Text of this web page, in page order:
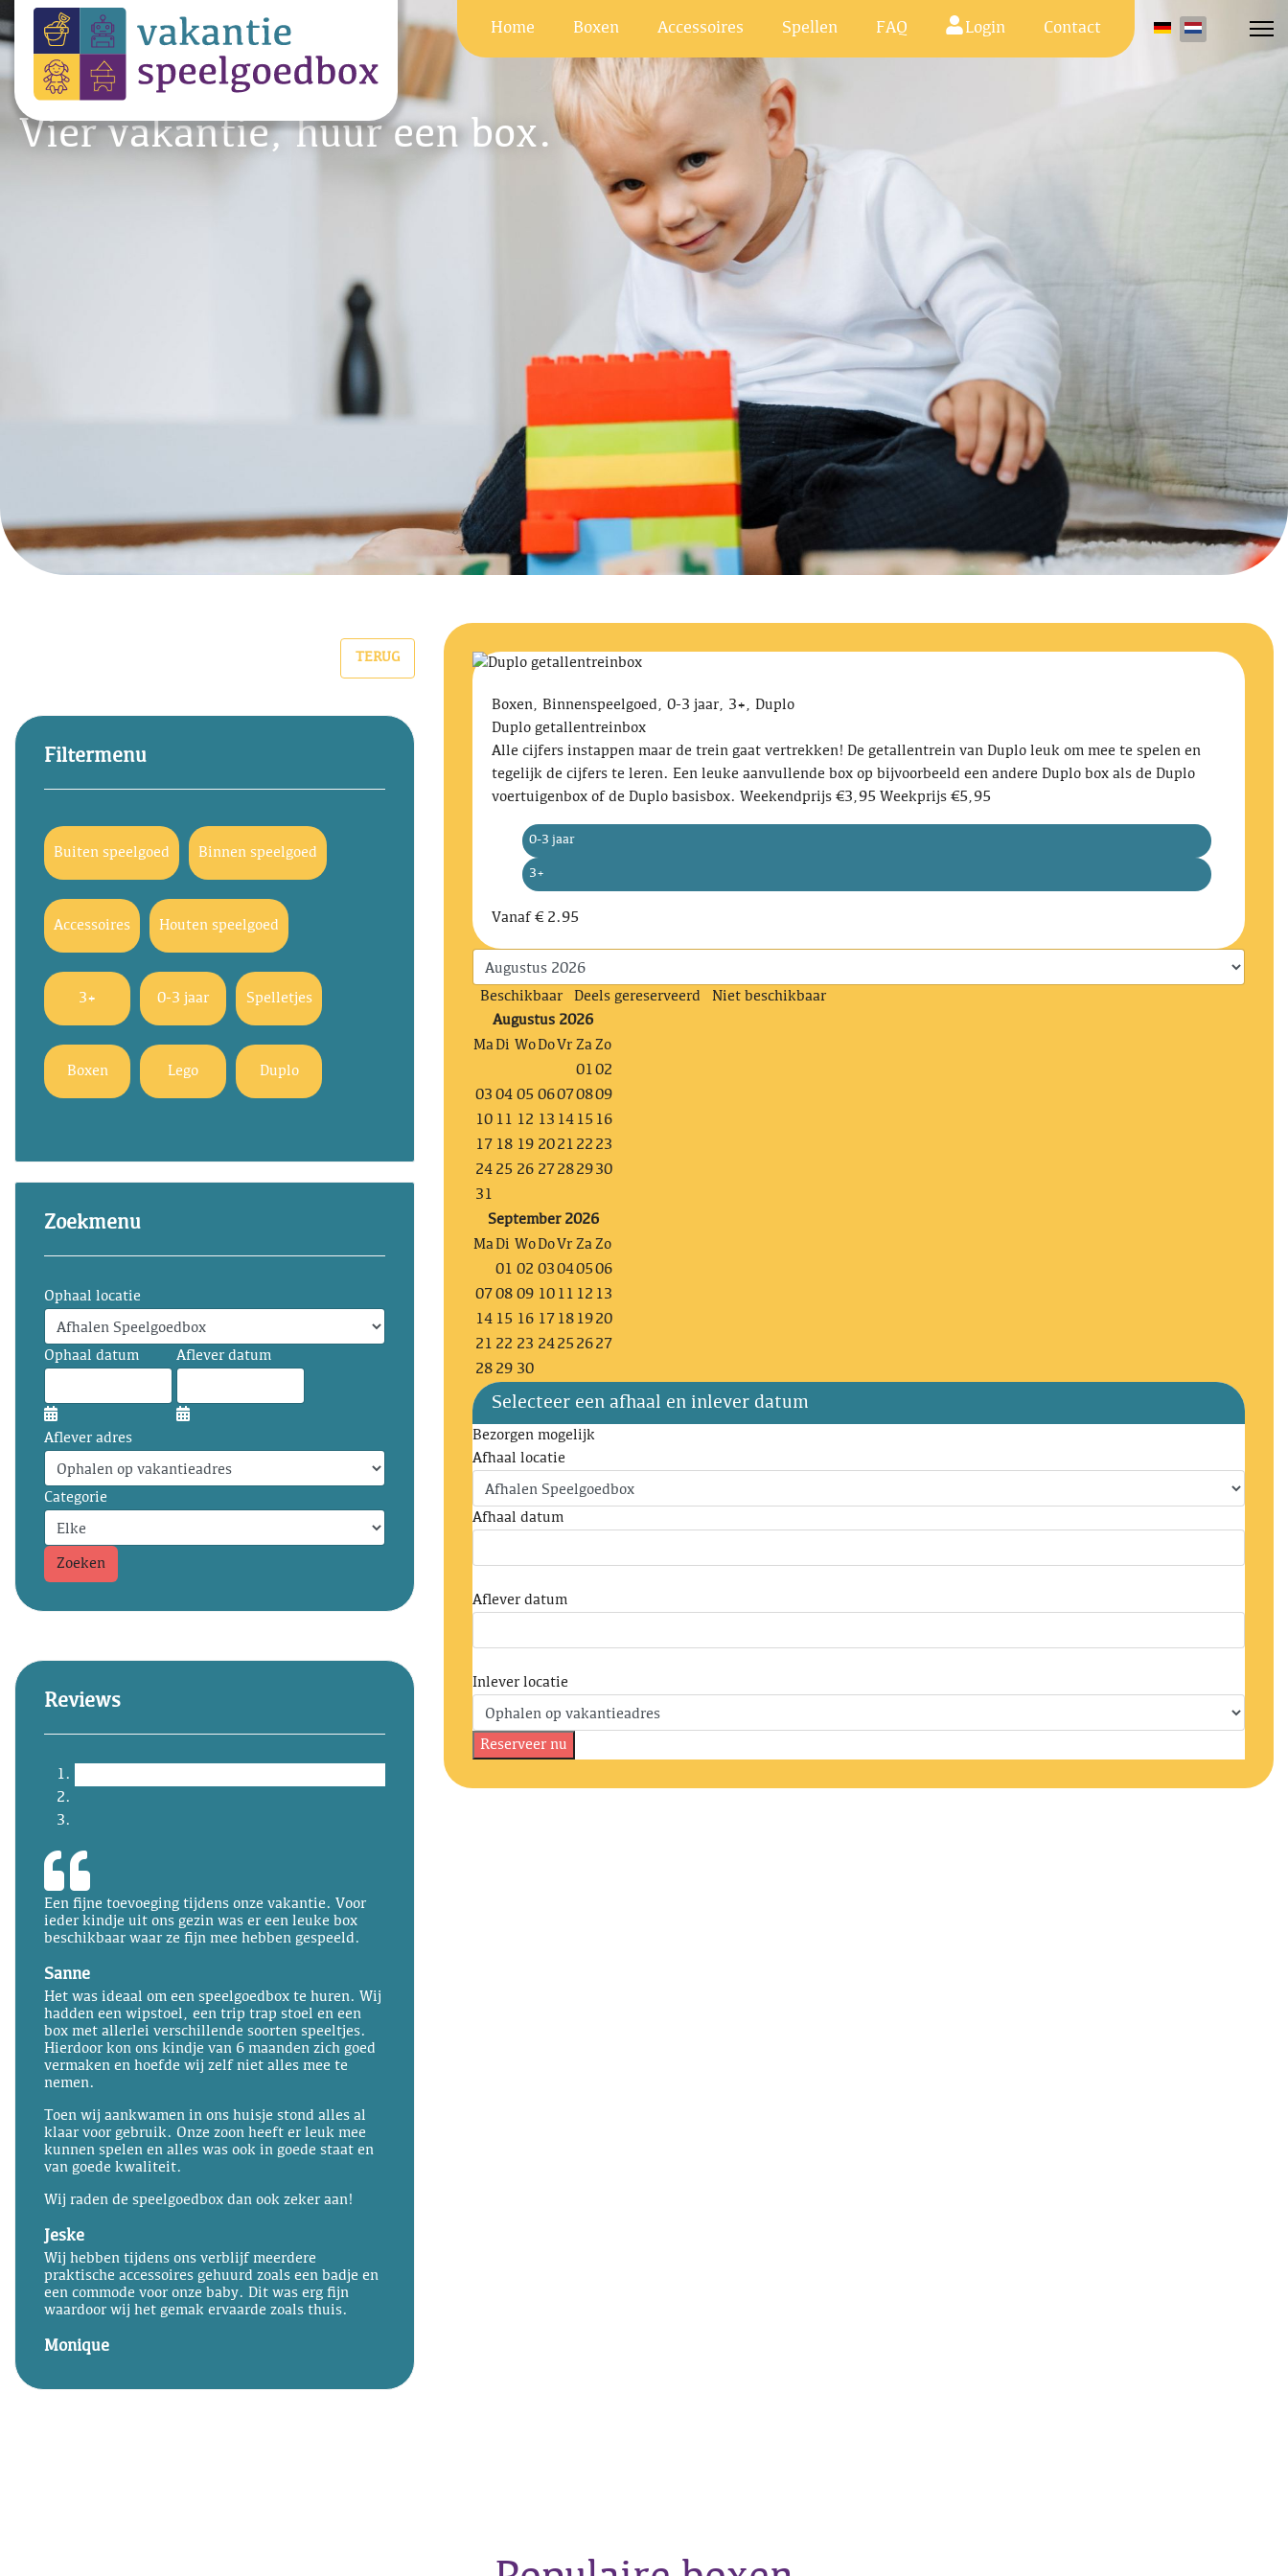
Home Boxen Accessoires Spellen FAQ Login Contact
Vier vakantie, huur een box.
TERUG
Filtermenu
Buiten speelgoed Binnen speelgoed
Accessoires Houten speelgoed
3+ 0-3 jaar Spelletjes
Boxen Lego Duplo
Zoekmenu
Ophaal locatie
Ophaal datum Aflever datum
Aflever adres
Categorie
Zoeken
Reviews
Een fijne toevoeging tijdens onze vakantie. Voor
ieder kindje uit ons gezin was er een leuke box
beschikbaar waar ze fijn mee hebben gespeeld.
Sanne
Het was ideaal om een speelgoedbox te huren. Wij
hadden een wipstoel, een trip trap stoel en een
box met allerlei verschillende soorten speeltjes.
Hierdoor kon ons kindje van 6 maanden zich goed
vermaken en hoefde wij zelf niet alles mee te
nemen.
Toen wij aankwamen in ons huisje stond alles al
klaar voor gebruik. Onze zoon heeft er leuk mee
kunnen spelen en alles was ook in goede staat en
van goede kwaliteit.
Wij raden de speelgoedbox dan ook zeker aan!
Jeske
Wij hebben tijdens ons verblijf meerdere
praktische accessoires gehuurd zoals een badje en
een commode voor onze baby. Dit was erg fijn
waardoor wij het gemak ervaarde zoals thuis.
Monique
Boxen, Binnenspeelgoed, 0-3 jaar, 3+, Duplo
Duplo getallentreinbox
Alle cijfers instappen maar de trein gaat vertrekken! De getallentrein van Duplo leuk om mee te spelen en
tegelijk de cijfers te leren. Een leuke aanvullende box op bijvoorbeeld een andere Duplo box als de Duplo
voertuigenbox of de Duplo basisbox. Weekendprijs €3,95 Weekprijs €5,95
0-3 jaar
3+
Vanaf € 2.95
Beschikbaar Deels gereserveerd
Niet beschikbaar
Augustus 2026
MaDi WoDoVr ZaZo
0102
03 04 05 06070809
10 11 12 13 14 15 16
17 18 19 2021 22 23
24 25 26 27 282930
31
September 2026
MaDi WoDoVr ZaZo
01 02 03040506
07 08 09 10 11 12 13
14 15 16 17 18 1920
21 22 23 2425 2627
28 29 30
Selecteer een afhaal en inlever datum
Bezorgen mogelijk
Afhaal locatie
Afhaal datum
Aflever datum
Inlever locatie